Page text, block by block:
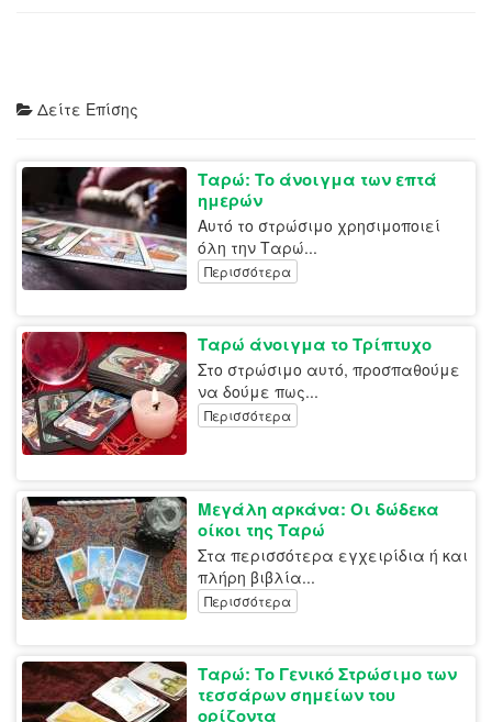
Δείτε Επίσης
Ταρώ: Το άνοιγμα των επτά
ημερών
Αυτό το στρώσιμο χρησιμοποιεί
όλη την Ταρώ...
Περισσότερα
Ταρώ άνοιγμα το Τρίπτυχο
Στο στρώσιμο αυτό, προσπαθούμε
να δούμε πως...
Περισσότερα
Μεγάλη αρκάνα: Οι δώδεκα
οίκοι της Ταρώ
Στα περισσότερα εγχειρίδια ή και
πλήρη βιβλία...
Περισσότερα
Ταρώ: Το Γενικό Στρώσιμο των
τεσσάρων σημείων του
ορίζοντα